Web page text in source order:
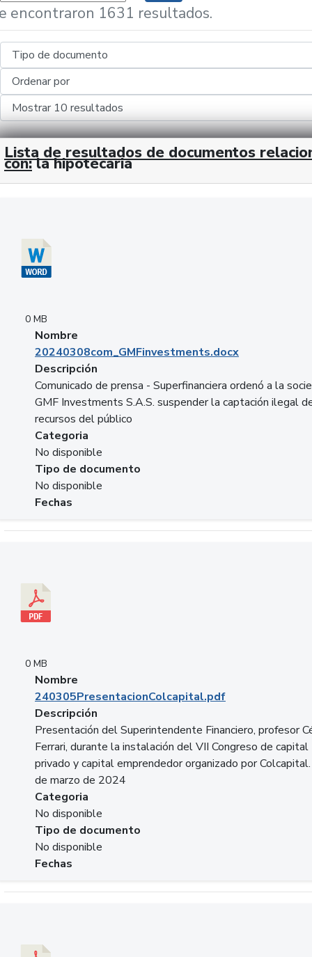
encontraron 1631 resultados.
Lista de resultados de documentos
con: la hipotecaria
0 MB
Nombre
20240308com_GMFinvestments.docx
Descripción
Comunicado de prensa - Superfinanciera ordenó a la
GMF Investments S.A.S. suspender la captación ilegal
recursos del público
Categoria
No disponible
Tipo de documento
No disponible
Fechas
0 MB
Nombre
240305PresentacionColcapital.pdf
Descripción
Presentación del Superintendente Financiero, profesor
Ferrari, durante la instalación del VII Congreso de capital
privado y capital emprendedor organizado por
de marzo de 2024
Categoria
No disponible
Tipo de documento
No disponible
Fechas